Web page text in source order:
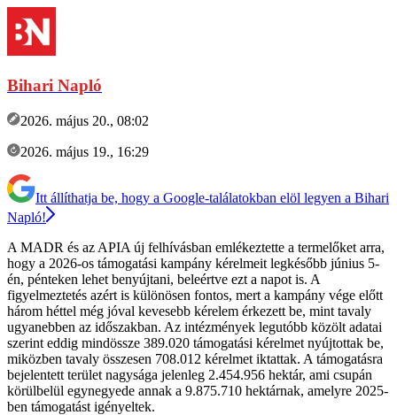
Bihari Napló
2026. május 20., 08:02
2026. május 19., 16:29
Itt állíthatja be, hogy a Google-találatokban elöl legyen a Bihari
Napló!
A MADR és az APIA új felhívásban emlékeztette a termelőket arra,
hogy a 2026-os támogatási kampány kérelmeit legkésőbb június 5-
én, pénteken lehet benyújtani, beleértve ezt a napot is. A
figyelmeztetés azért is különösen fontos, mert a kampány vége előtt
három héttel még jóval kevesebb kérelem érkezett be, mint tavaly
ugyanebben az időszakban. Az intézmények legutóbb közölt adatai
szerint eddig mindössze 389.020 támogatási kérelmet nyújtottak be,
miközben tavaly összesen 708.012 kérelmet iktattak. A támogatásra
bejelentett terület nagysága jelenleg 2.454.956 hektár, ami csupán
körülbelül egynegyede annak a 9.875.710 hektárnak, amelyre 2025-
ben támogatást igényeltek.